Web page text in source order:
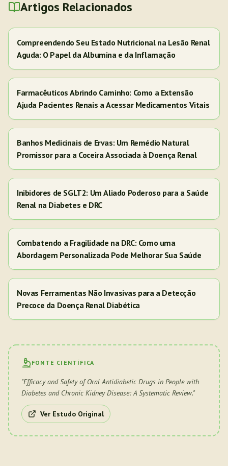
Artigos Relacionados
Compreendendo Seu Estado Nutricional na Lesão Renal
Aguda: O Papel da Albumina e da Inflamação
Farmacêuticos Abrindo Caminho: Como a Extensão
Ajuda Pacientes Renais a Acessar Medicamentos Vitais
Banhos Medicinais de Ervas: Um Remédio Natural
Promissor para a Coceira Associada à Doença Renal
Inibidores de SGLT2: Um Aliado Poderoso para a Saúde
Renal na Diabetes e DRC
Combatendo a Fragilidade na DRC: Como uma
Abordagem Personalizada Pode Melhorar Sua Saúde
Novas Ferramentas Não Invasivas para a Detecção
Precoce da Doença Renal Diabética
FONTE CIENTÍFICA
"Efficacy and Safety of Oral Antidiabetic Drugs in People with
Diabetes and Chronic Kidney Disease: A Systematic Review."
Ver Estudo Original